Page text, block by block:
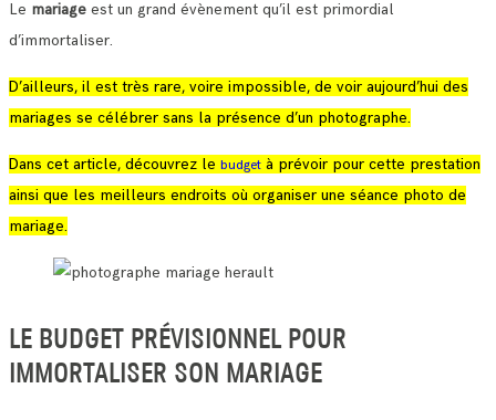
Le mariage est un grand évènement qu’il est primordial
d’immortaliser.
D’ailleurs, il est très rare, voire impossible, de voir aujourd’hui des
mariages se célébrer sans la présence d’un photographe.
Dans cet article, découvrez le budget à prévoir pour cette prestation
ainsi que les meilleurs endroits où organiser une séance photo de
mariage.
LE BUDGET PRÉVISIONNEL POUR
IMMORTALISER SON MARIAGE